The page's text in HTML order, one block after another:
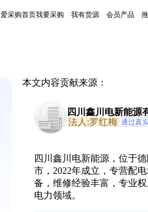
爱采购首页我要采购 我有货源 会员产品
本文内容贡献来源：
四川鑫川电新能源
法人:罗红梅 通过真
四川鑫川电新能源，位于
市，2022年成立，专营配
备，维修经验丰富，专业
电力领域。